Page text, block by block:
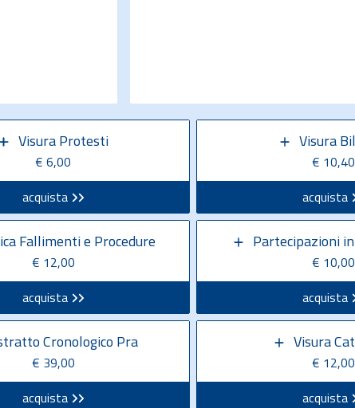
Visura Protesti
€ 6,00
acquista
Visura
€ 10,40
acquista
Fallimenti e Procedure
€ 12,00
acquista
Partecipazioni
€ 10,00
acquista
Cronologico Pra
€ 39,00
acquista
Visura
€ 12,00
acquista